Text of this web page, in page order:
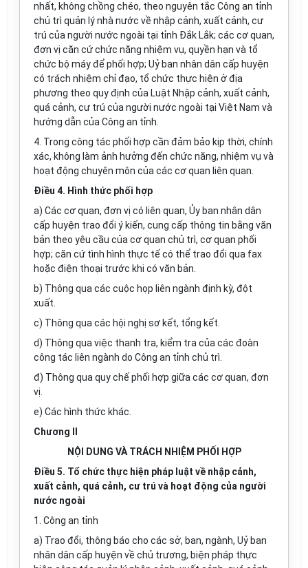
nhất, không chồng chéo, theo nguyên tắc Công an tỉnh
chủ trì quản lý nhà nước về nhập cảnh, xuất cảnh, cư
trú của người nước ngoài tại tỉnh Đắk Lắk; các cơ quan,
đơn vị căn cứ chức năng nhiệm vụ, quyền hạn và tổ
chức bộ máy để phối hợp; Uỷ ban nhân dân cấp huyện
có trách nhiệm chỉ đạo, tổ chức thực hiện ở địa
phương theo quy định của Luật Nhập cảnh, xuất cảnh,
quá cảnh, cư trú của người nước ngoài tại Việt Nam và
hướng dẫn của Công an tỉnh.
4. Trong công tác phối hợp cần đảm bảo kịp thời, chính
xác, không làm ảnh hưởng đến chức năng, nhiệm vụ và
hoạt động chuyên môn của các cơ quan liên quan.
Điều 4. Hình thức phối hợp
a) Các cơ quan, đơn vị có liên quan, Ủy ban nhân dân
cấp huyện trao đổi ý kiến, cung cấp thông tin bằng văn
bản theo yêu cầu của cơ quan chủ trì, cơ quan phối
hợp; căn cứ tình hình thực tế có thể trao đổi qua fax
hoặc điện thoại trước khi có văn bản.
b) Thông qua các cuộc họp liên ngành định kỳ, đột
xuất.
c) Thông qua các hội nghị sơ kết, tổng kết.
d) Thông qua việc thanh tra, kiểm tra của các đoàn
công tác liên ngành do Công an tỉnh chủ trì.
đ) Thông qua quy chế phối hợp giữa các cơ quan, đơn
vị.
e) Các hình thức khác.
Chương II
NỘI DUNG VÀ TRÁCH NHIỆM PHỐI HỢP
Điều 5. Tổ chức thực hiện pháp luật về nhập cảnh,
xuất cảnh, quá cảnh, cư trú và hoạt động của người
nước ngoài
1. Công an tỉnh
a) Trao đổi, thông báo cho các sở, ban, ngành, Uỷ ban
nhân dân cấp huyện về chủ trương, biện pháp thực